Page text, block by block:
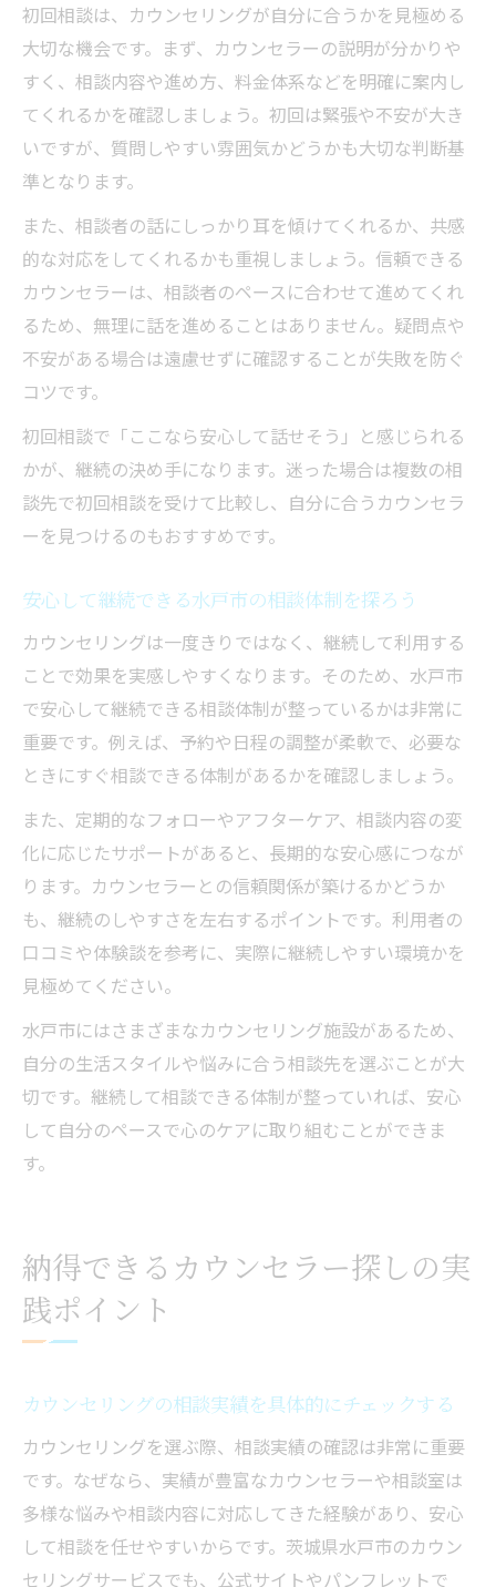
初回相談は、カウンセリングが自分に合うかを見極める
大切な機会です。まず、カウンセラーの説明が分かりや
すく、相談内容や進め方、料金体系などを明確に案内し
てくれるかを確認しましょう。初回は緊張や不安が大き
いですが、質問しやすい雰囲気かどうかも大切な判断基
準となります。
また、相談者の話にしっかり耳を傾けてくれるか、共感
的な対応をしてくれるかも重視しましょう。信頼できる
カウンセラーは、相談者のペースに合わせて進めてくれ
るため、無理に話を進めることはありません。疑問点や
不安がある場合は遠慮せずに確認することが失敗を防ぐ
コツです。
初回相談で「ここなら安心して話せそう」と感じられる
かが、継続の決め手になります。迷った場合は複数の相
談先で初回相談を受けて比較し、自分に合うカウンセラ
ーを見つけるのもおすすめです。
安心して継続できる水戸市の相談体制を探ろう
カウンセリングは一度きりではなく、継続して利用する
ことで効果を実感しやすくなります。そのため、水戸市
で安心して継続できる相談体制が整っているかは非常に
重要です。例えば、予約や日程の調整が柔軟で、必要な
ときにすぐ相談できる体制があるかを確認しましょう。
また、定期的なフォローやアフターケア、相談内容の変
化に応じたサポートがあると、長期的な安心感につなが
ります。カウンセラーとの信頼関係が築けるかどうか
も、継続のしやすさを左右するポイントです。利用者の
口コミや体験談を参考に、実際に継続しやすい環境かを
見極めてください。
水戸市にはさまざまなカウンセリング施設があるため、
自分の生活スタイルや悩みに合う相談先を選ぶことが大
切です。継続して相談できる体制が整っていれば、安心
して自分のペースで心のケアに取り組むことができま
す。
納得できるカウンセラー探しの実
践ポイント
カウンセリングの相談実績を具体的にチェックする
カウンセリングを選ぶ際、相談実績の確認は非常に重要
です。なぜなら、実績が豊富なカウンセラーや相談室は
多様な悩みや相談内容に対応してきた経験があり、安心
して相談を任せやすいからです。茨城県水戸市のカウン
セリングサービスでも、公式サイトやパンフレットで